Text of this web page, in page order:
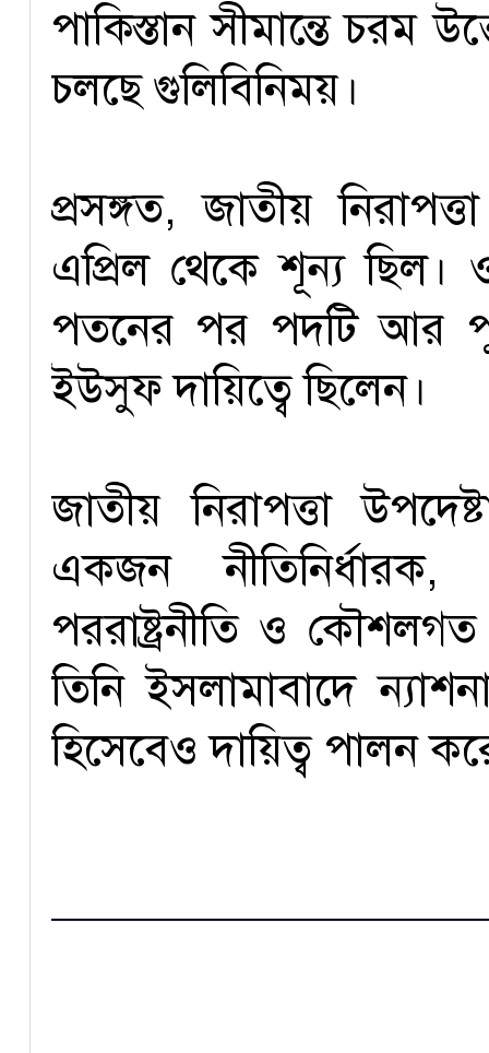
পাকিস্তান সীমান্তে চরম
চলছে গুলিবিনিময়।
প্রসঙ্গত, জাতীয়
এপ্রিল থেকে শূন্য
পতনের পর পদটি আর
ইউসুফ দায়িত্বে ছিলেন।
জাতীয় নিরাপত্তা
একজন নীতিনির্ধারক,
পররাষ্ট্রনীতি ও
তিনি ইসলামাবাদে
হিসেবেও দায়িত্ব পালন